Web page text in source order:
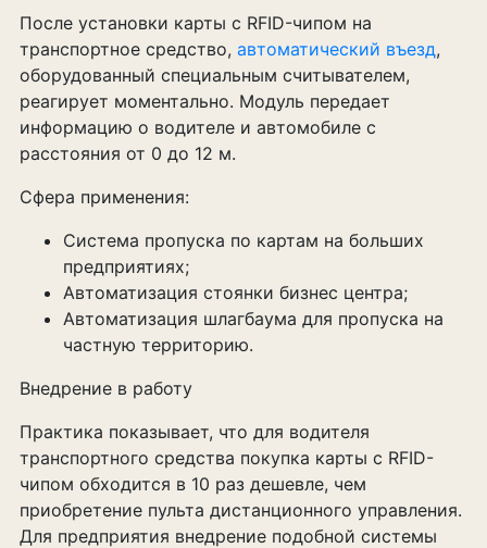
После установки карты с RFID-чипом на
транспортное средство, автоматический въезд,
оборудованный специальным считывателем,
реагирует моментально. Модуль передает
информацию о водителе и автомобиле с
расстояния от 0 до 12 м.
Сфера применения:
Система пропуска по картам на больших
предприятиях;
Автоматизация стоянки бизнес центра;
Автоматизация шлагбаума для пропуска на
частную территорию.
Внедрение в работу
Практика показывает, что для водителя
транспортного средства покупка карты с RFID-
чипом обходится в 10 раз дешевле, чем
приобретение пульта дистанционного управления.
Для предприятия внедрение подобной системы